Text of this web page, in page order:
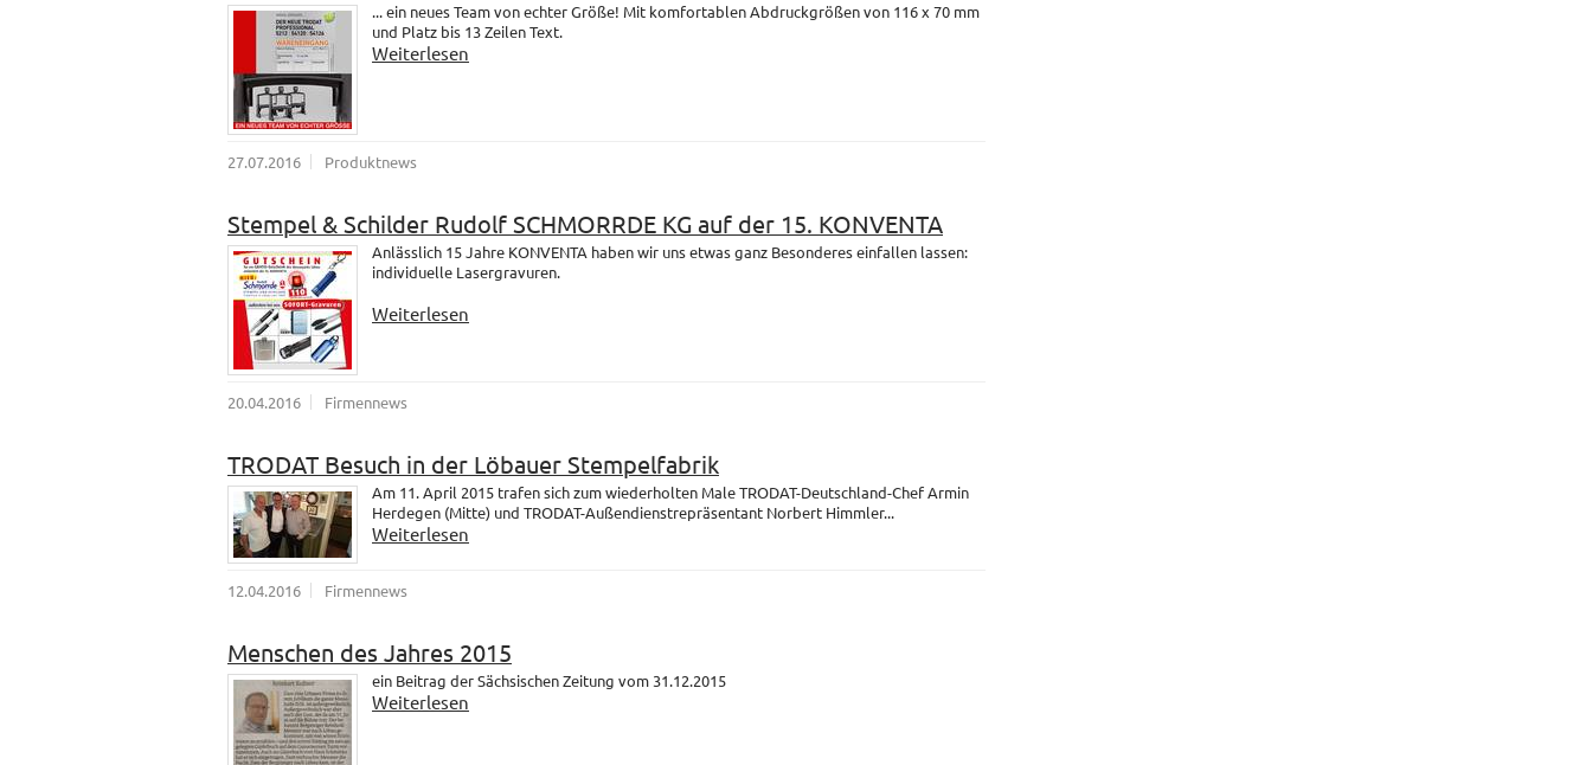
... ein neues Team von echter Größe! Mit komfortablen Abdruckgrößen von 116 x 70 mm
und Platz bis 13 Zeilen Text.
Weiterlesen
27.07.2016 Produktnews
Stempel & Schilder Rudolf SCHMORRDE KG auf der 15. KONVENTA
Anlässlich 15 Jahre KONVENTA haben wir uns etwas ganz Besonderes einfallen lassen:
individuelle Lasergravuren.
Weiterlesen
20.04.2016 Firmennews
TRODAT Besuch in der Löbauer Stempelfabrik
Am 11. April 2015 trafen sich zum wiederholten Male TRODAT-Deutschland-Chef Armin
Herdegen (Mitte) und TRODAT-Außendienstrepräsentant Norbert Himmler...
Weiterlesen
12.04.2016 Firmennews
Menschen des Jahres 2015
ein Beitrag der Sächsischen Zeitung vom 31.12.2015
Weiterlesen